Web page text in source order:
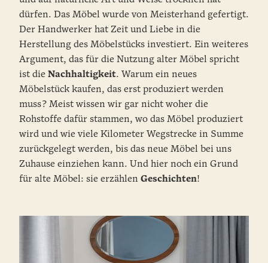
dürfen. Das Möbel wurde von Meisterhand gefertigt.
Der Handwerker hat Zeit und Liebe in die
Herstellung des Möbelstücks investiert. Ein weiteres
Argument, das für die Nutzung alter Möbel spricht
ist die Nachhaltigkeit. Warum ein neues
Möbelstück kaufen, das erst produziert werden
muss? Meist wissen wir gar nicht woher die
Rohstoffe dafür stammen, wo das Möbel produziert
wird und wie viele Kilometer Wegstrecke in Summe
zurückgelegt werden, bis das neue Möbel bei uns
Zuhause einziehen kann. Und hier noch ein Grund
für alte Möbel: sie erzählen Geschichten!